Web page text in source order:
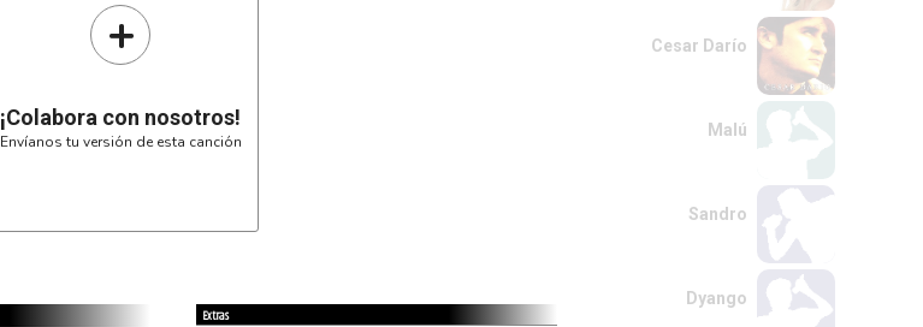
+
¡Colabora con nosotros!
Envíanos tu versión de esta canción
Extras
Cesar Darío
Malú
Sandro
Dyango